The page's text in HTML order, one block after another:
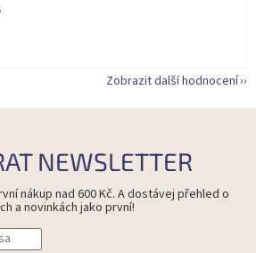
obchodu je 5 z 5 hvězdiček.
Zobrazit další hodnocení
NEWSLETTER
nákup nad 600 Kč. A dostávej přehled o
a novinkách jako první!